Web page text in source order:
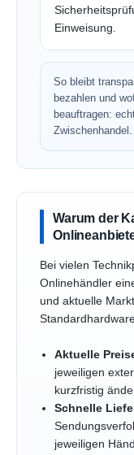
Einweisung.
So bleibt
bezahlen und
beauftragen:
Zwischenhandel.
Warum der
Bei vielen
Onlinehändler
und aktuelle
Aktuelle
jeweiligen
kurzfristig
Schnelle
jeweiligen